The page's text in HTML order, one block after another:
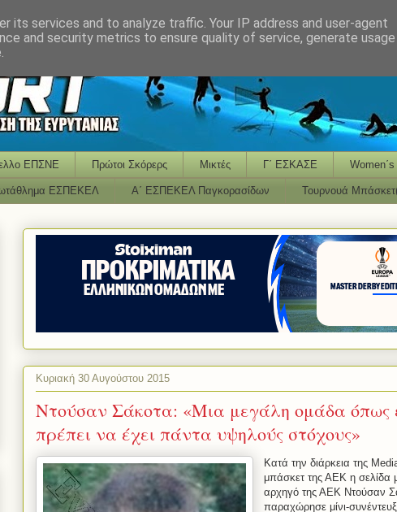
ΕΠΣΝΕ Πρώτοι Σκόρερς Μικτές Γ΄ ΕΣΚΑΣΕ
ΕΣΠΕΚΕΛ Α΄ ΕΣΠΕΚΕΛ Παγκορασίδων Τουρνουά
Κυριακή 30 Αυγούστου 2015
Ντούσαν Σάκοτα: «Μια μεγάλη ομάδα όπως
πρέπει να έχει πάντα υψηλούς στόχους»
Κατά την διάρκεια της
μπάσκετ της ΑΕΚ η σελίδα
αρχηγό της ΑΕΚ Ντούσαν
παραχώρησε μίνι-
its services and to analyze traffic. Your IP address and user-agent
and security metrics to ensure quality of service, generate usage